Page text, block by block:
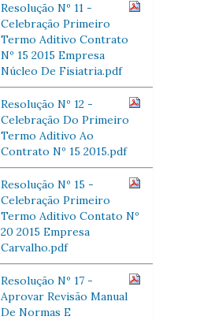
Resolução Nº 11 -
Celebração Primeiro
Termo Aditivo Contrato
Nº 15 2015 Empresa
Núcleo De Fisiatria.pdf
Resolução Nº 12 -
Celebração Do Primeiro
Termo Aditivo Ao
Contrato Nº 15 2015.pdf
Resolução Nº 15 -
Celebração Primeiro
Termo Aditivo Contato Nº
20 2015 Empresa
Carvalho.pdf
Resolução Nº 17 -
Aprovar Revisão Manual
De Normas E